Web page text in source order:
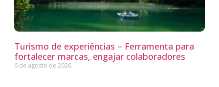
Turismo de experiências – Ferramenta para
fortalecer marcas, engajar colaboradores
6 de agosto de 2026